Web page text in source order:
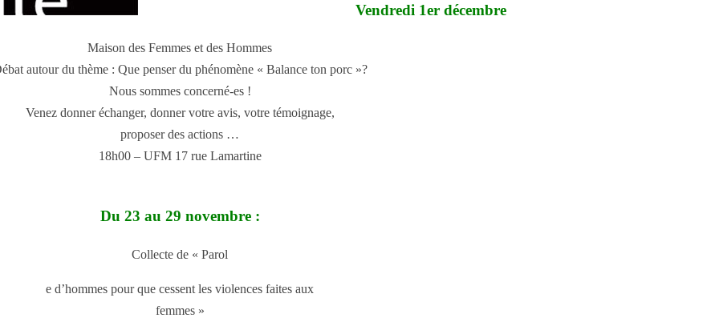
Vendredi 1er décembre
Maison des Femmes et des Hommes
autour du thème : Que penser du phénomène « Balance ton porc »?
Nous sommes concerné-es !
Venez donner échanger, donner votre avis, votre témoignage,
proposer des actions …
18h00 – UFM 17 rue Lamartine
Du 23 au 29 novembre :
Collecte de « Parol
e d’hommes pour que cessent les violences faites aux
femmes »